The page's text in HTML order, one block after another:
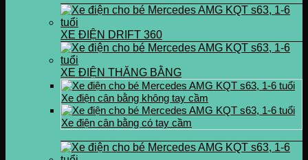
XE ĐIỆN DRIFT 360
XE ĐIỆN THĂNG BẰNG
Xe điện cân bằng không tay cầm
Xe điện cân bằng có tay cầm